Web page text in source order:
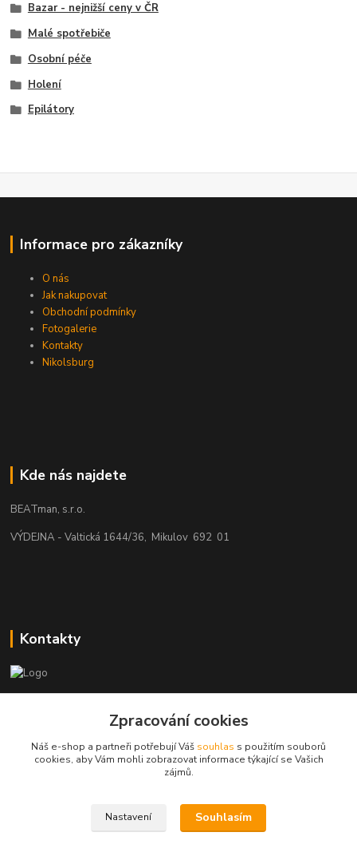
Bazar - nejnižší ceny v ČR
Malé spotřebiče
Osobní péče
Holení
Epilátory
Informace pro zákazníky
O nás
Jak nakupovat
Obchodní podmínky
Fotogalerie
Kontakty
Nikolsburg
Kde nás najdete
BEATman, s.r.o.
VÝDEJNA - Valtická 1644/36, Mikulov 692 01
Kontakty
elektro@beatman.cz
Zpracování cookies
Náš e-shop a partneři potřebují Váš souhlas s použitím souborů
cookies, aby Vám mohli zobrazovat informace týkající se Vašich
zájmů.
Nastavení Souhlasím